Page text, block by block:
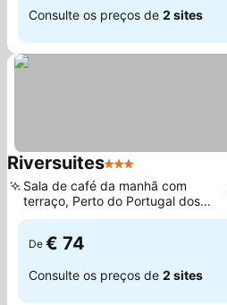
Consulte os preços de 2 sites
Riversuites3 Estrelas
Sala de café da manhã com
terraço, Perto do Portugal dos
Pequenitos
De € 74
Consulte os preços de 2 sites